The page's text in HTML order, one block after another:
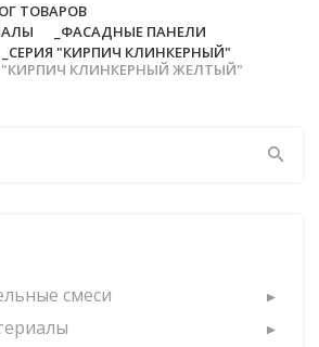
ТОВАРОВ
ФАСАДНЫЕ ПАНЕЛИ
СЕРИЯ "КИРПИЧ КЛИНКЕРНЫЙ"
КЛИНКЕРНЫЙ ЖЕЛТЫЙ"
смеси